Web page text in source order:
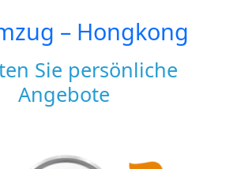
– Hongkong
Sie persönliche
Angebote